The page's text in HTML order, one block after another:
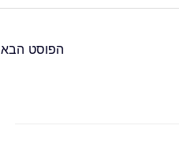
הפוסט הבא